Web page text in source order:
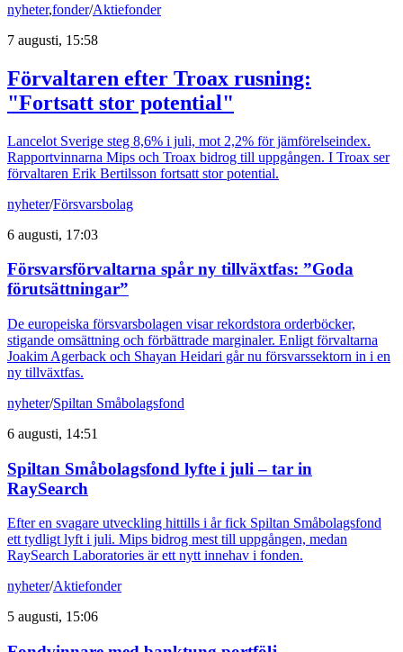
nyheter,fonder/Aktiefonder
7 augusti, 15:58
Förvaltaren efter Troax rusning:
"Fortsatt stor potential"
Lancelot Sverige steg 8,6% i juli, mot 2,2% för jämförelseindex.
Rapportvinnarna Mips och Troax bidrog till uppgången. I Troax ser
förvaltaren Erik Bertilsson fortsatt stor potential.
nyheter/Försvarsbolag
6 augusti, 17:03
Försvarsförvaltarna spår ny tillväxtfas: ”Goda
förutsättningar”
De europeiska försvarsbolagen visar rekordstora orderböcker,
stigande omsättning och förbättrade marginaler. Enligt förvaltarna
Joakim Agerback och Shayan Heidari går nu försvarssektorn in i en
ny tillväxtfas.
nyheter/Spiltan Småbolagsfond
6 augusti, 14:51
Spiltan Småbolagsfond lyfte i juli – tar in
RaySearch
Efter en svagare utveckling hittills i år fick Spiltan Småbolagsfond
ett tydligt lyft i juli. Mips bidrog mest till uppgången, medan
RaySearch Laboratories är ett nytt innehav i fonden.
nyheter/Aktiefonder
5 augusti, 15:06